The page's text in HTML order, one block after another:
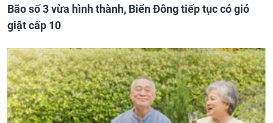
Bão số 3 vừa hình thành, Biển Đông tiếp tục có gió
giật cấp 10